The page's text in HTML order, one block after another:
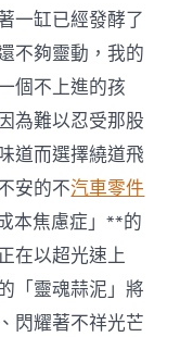
一缸已經發酵了
不夠靈動，我的
個不上進的孩
為難以忍受那股
道而選擇繞道飛
安的不汽車零件
本焦慮症」**的
在以超光速上
「靈魂蒜泥」將
閃耀著不祥光芒